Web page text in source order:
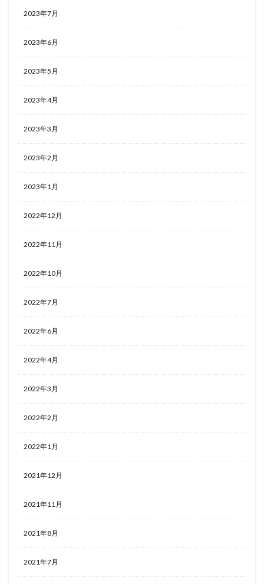
2023年7月
2023年6月
2023年5月
2023年4月
2023年3月
2023年2月
2023年1月
2022年12月
2022年11月
2022年10月
2022年7月
2022年6月
2022年4月
2022年3月
2022年2月
2022年1月
2021年12月
2021年11月
2021年8月
2021年7月